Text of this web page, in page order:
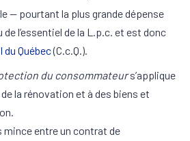
— pourtant la plus grande dépense
l’essentiel de la L.p.c. et est donc
du Québec(C.c.Q.).
du consommateurs’applique
la rénovation et à des biens et
mince entre un contrat de